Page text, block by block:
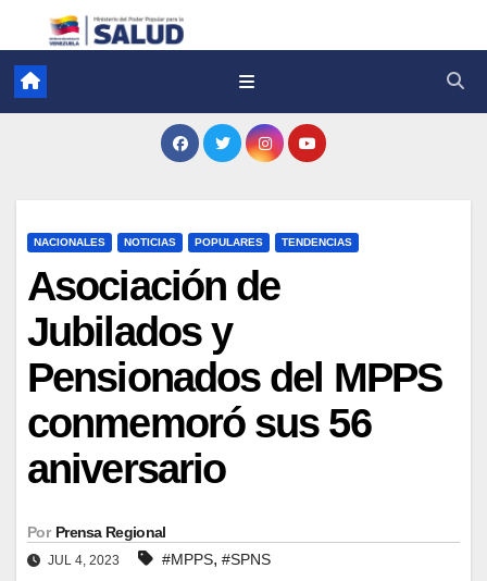
NACIONALES NOTICIAS POPULARES TENDENCIAS
Asociación de
Jubilados y
Pensionados del MPPS
conmemoró sus 56
aniversario
Por Prensa Regional
JUL 4, 2023 #MPPS, #SPNS